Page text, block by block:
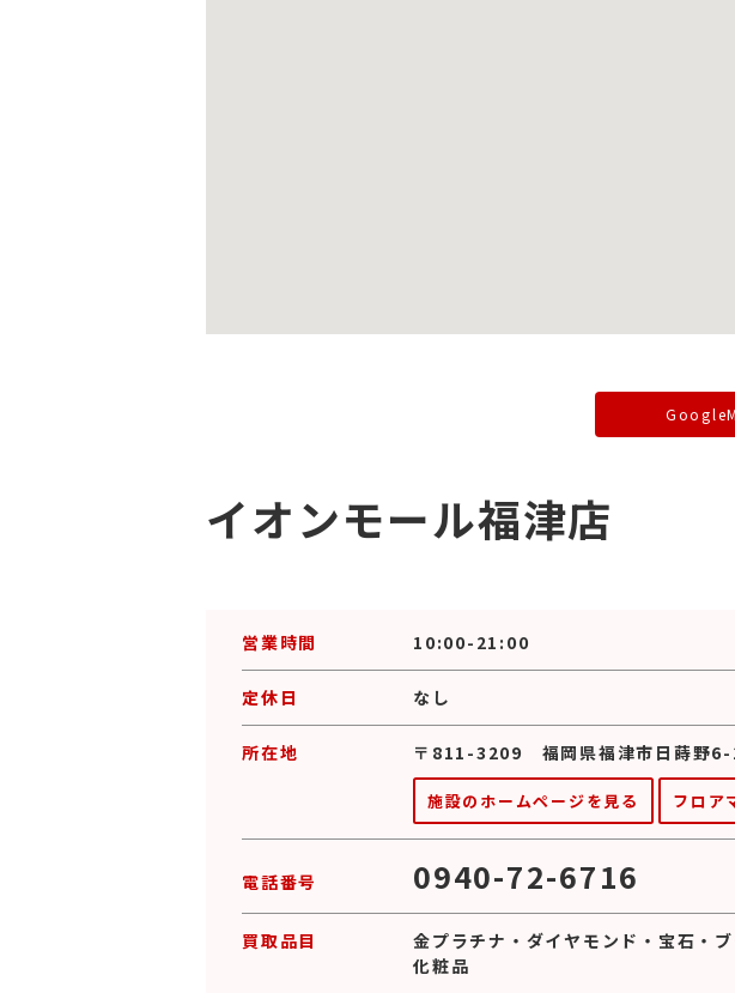
イオンモール福津店
営業時間 10:00-21:00
定休日 なし
所在地 〒811-3209 福岡県福津市日蒔野6-
施設のホームページを見る フロア
電話番号 0940-72-6716
買取品目 金プラチナ ・ ダイヤモンド ・ 宝石 ・
化粧品